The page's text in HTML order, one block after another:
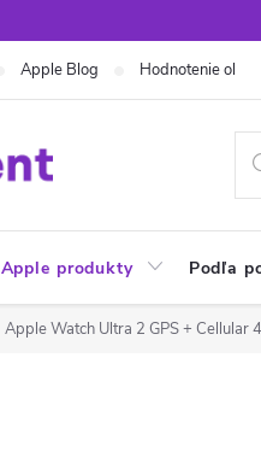
Apple Blog Hodnotenie
Apple produkty Podľa
Apple Watch Ultra 2 GPS + Cellular